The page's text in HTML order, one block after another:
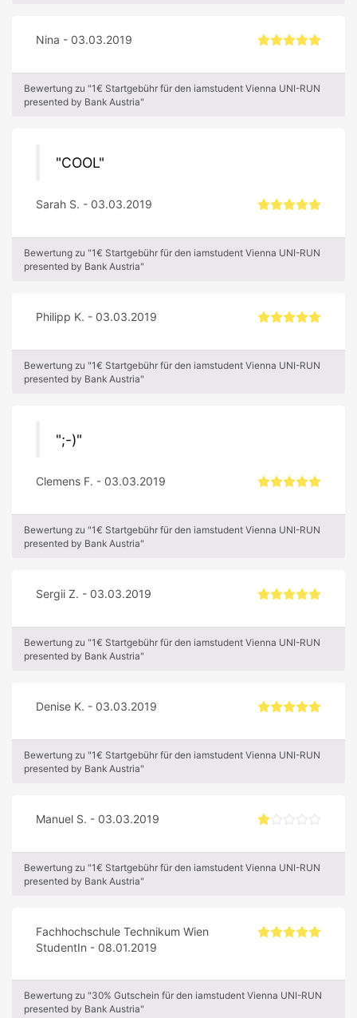
Nina - 03.03.2019
Bewertung zu "1€ Startgebühr für den iamstudent Vienna UNI-RUN
presented by Bank Austria"
COOL
Sarah S. - 03.03.2019
Bewertung zu "1€ Startgebühr für den iamstudent Vienna UNI-RUN
presented by Bank Austria"
Philipp K. - 03.03.2019
Bewertung zu "1€ Startgebühr für den iamstudent Vienna UNI-RUN
presented by Bank Austria"
;-)
Clemens F. - 03.03.2019
Bewertung zu "1€ Startgebühr für den iamstudent Vienna UNI-RUN
presented by Bank Austria"
Sergii Z. - 03.03.2019
Bewertung zu "1€ Startgebühr für den iamstudent Vienna UNI-RUN
presented by Bank Austria"
Denise K. - 03.03.2019
Bewertung zu "1€ Startgebühr für den iamstudent Vienna UNI-RUN
presented by Bank Austria"
Manuel S. - 03.03.2019
Bewertung zu "1€ Startgebühr für den iamstudent Vienna UNI-RUN
presented by Bank Austria"
Fachhochschule Technikum Wien
StudentIn - 08.01.2019
Bewertung zu "30% Gutschein für den iamstudent Vienna UNI-RUN
presented by Bank Austria"